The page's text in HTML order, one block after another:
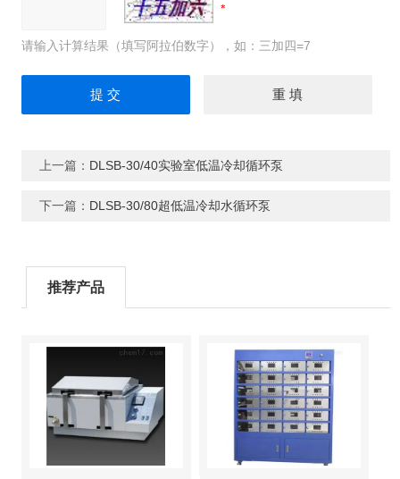
请输入计算结果（填写阿拉伯数字），如：三加四=7
上一篇： DLSB-30/40实验室低温冷却循环泵
下一篇： DLSB-30/80超低温冷却水循环泵
推荐产品